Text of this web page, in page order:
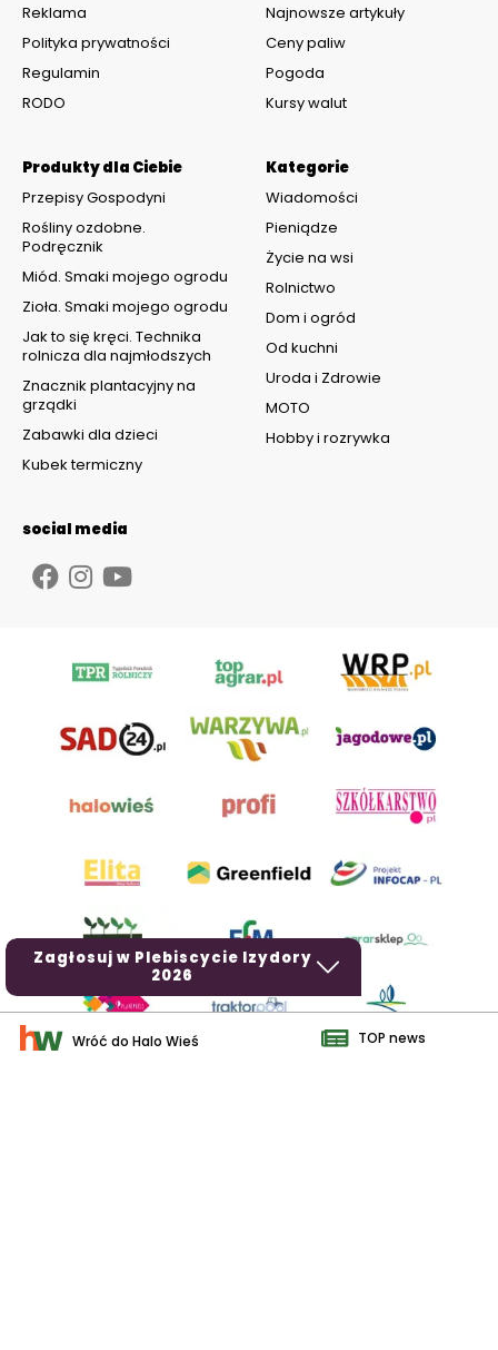
Zagłosuj w Plebiscycie Izydory
2026
Reklama
Polityka prywatności
Regulamin
RODO
Kategorie
Wiadomości
Pieniądze
Życie na wsi
Rolnictwo
Dom i ogród
Od kuchni
Uroda i Zdrowie
MOTO
Hobby i rozrywka
Produkty dla Ciebie
Przepisy Gospodyni
Rośliny ozdobne.
Podręcznik
Miód. Smaki mojego ogrodu
Zioła. Smaki mojego ogrodu
Jak to się kręci. Technika
rolnicza dla najmłodszych
Znacznik plantacyjny na
grządki
Zabawki dla dzieci
Kubek termiczny
Najnowsze artykuły
Ceny paliw
Pogoda
Kursy walut
social media
Wróć do Halo Wieś TOP news